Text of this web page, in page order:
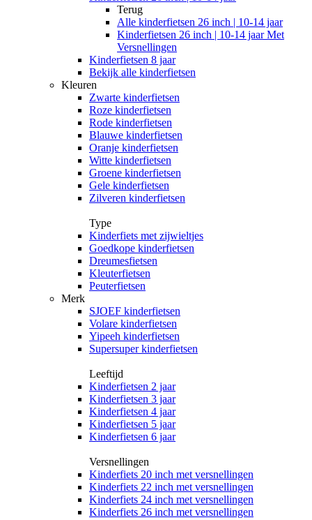
Terug
Alle kinderfietsen 26 inch | 10-14 jaar
Kinderfietsen 26 inch | 10-14 jaar Met
Versnellingen
Kinderfietsen 8 jaar
Bekijk alle kinderfietsen
Kleuren
Zwarte kinderfietsen
Roze kinderfietsen
Rode kinderfietsen
Blauwe kinderfietsen
Oranje kinderfietsen
Witte kinderfietsen
Groene kinderfietsen
Gele kinderfietsen
Zilveren kinderfietsen
Type
Kinderfiets met zijwieltjes
Goedkope kinderfietsen
Dreumesfietsen
Kleuterfietsen
Peuterfietsen
Merk
SJOEF kinderfietsen
Volare kinderfietsen
Yipeeh kinderfietsen
Supersuper kinderfietsen
Leeftijd
Kinderfietsen 2 jaar
Kinderfietsen 3 jaar
Kinderfietsen 4 jaar
Kinderfietsen 5 jaar
Kinderfietsen 6 jaar
Versnellingen
Kinderfiets 20 inch met versnellingen
Kinderfiets 22 inch met versnellingen
Kinderfiets 24 inch met versnellingen
Kinderfiets 26 inch met versnellingen